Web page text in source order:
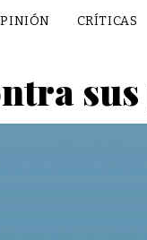
CRÍTICAS